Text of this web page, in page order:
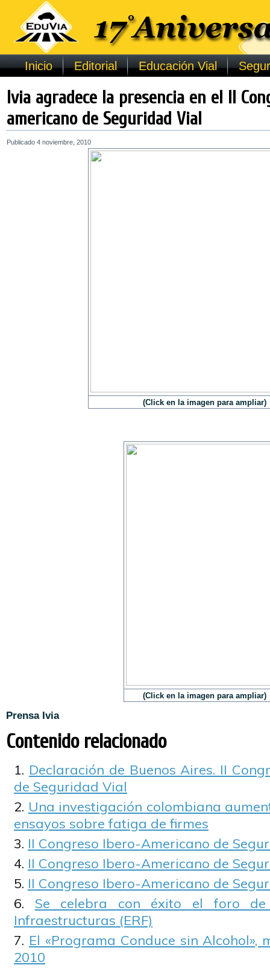
Inicio Editorial Educación Vial
Ivia agradece la presencia en el II
americano de Seguridad Vial
Publicado 4 noviembre, 2010
(Click en la imagen para ampliar)
(Click en la imagen para ampliar)
Prensa Ivia
Contenido relacionado
Declaración de Buenos Aires. II
de Seguridad Vial
Una investigación colombiana
ensayos sobre fatiga de firmes
II Congreso Ibero-Americano de
II Congreso Ibero-Americano de
II Congreso Ibero-Americano de
Se celebra con éxito el foro
Infraestructuras (ERF)
El «Programa Conduce sin
2010